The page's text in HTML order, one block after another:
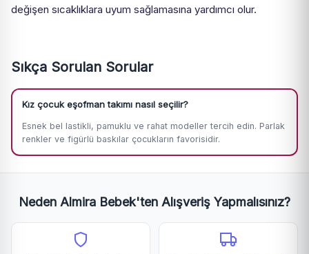
değişen sıcaklıklara uyum sağlamasına yardımcı olur.
Sıkça Sorulan Sorular
Kız çocuk eşofman takımı nasıl seçilir?
Esnek bel lastikli, pamuklu ve rahat modeller tercih edin. Parlak
renkler ve figürlü baskılar çocukların favorisidir.
Neden Almira Bebek'ten Alışveriş Yapmalısınız?